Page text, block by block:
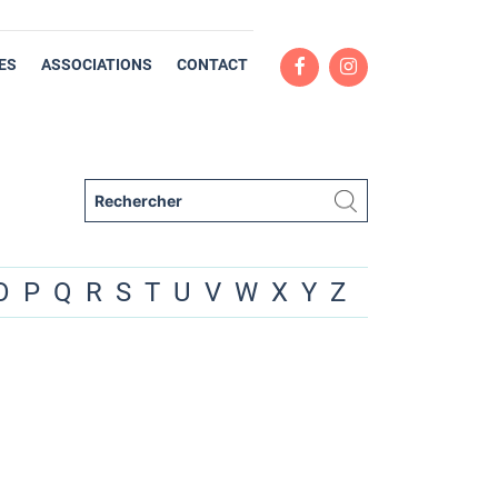
ASSOCIATIONS CONTACT
P Q R S T U V W X Y Z